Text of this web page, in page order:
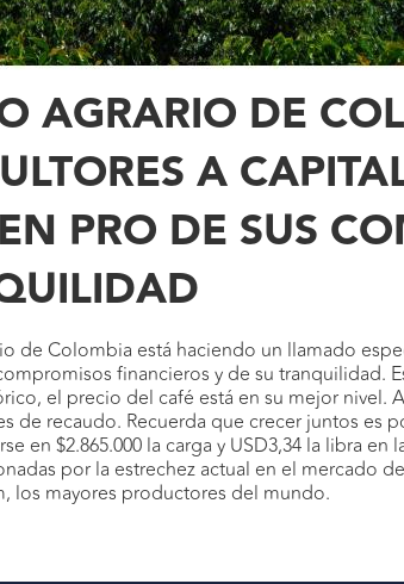
AGRARIO DE
A
PRO DE SUS
de Colombia está haciendo un llamado
financieros y de su tranquilidad.
el precio del café está en su mejor nivel.
de recaudo. Recuerda que crecer juntos es
en $2.865.000 la carga y USD3,34 la libra
por la estrechez actual en el mercado
los mayores productores del mundo.